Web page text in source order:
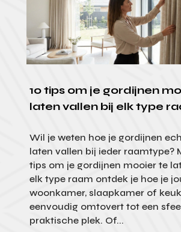
10 tips om je gordijnen
laten vallen bij elk type
Wil je weten hoe je gordijnen
laten vallen bij ieder raamtype?
tips om je gordijnen mooier te
elk type raam ontdek je hoe je
woonkamer, slaapkamer of
eenvoudig omtovert tot een
praktische plek. Of...